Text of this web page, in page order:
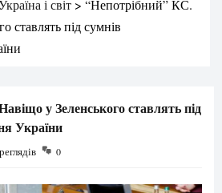
і світ > “Непотрібний” КС.
ставлять під сумнів
у Зеленського ставлять під
України
0